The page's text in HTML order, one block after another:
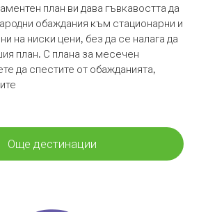
план ви дава гъвкавостта да
обаждания към стационарни и
на ниски цени, без да се налага да
план. С плана за месечен
да спестите от обажданията,
Още дестинации